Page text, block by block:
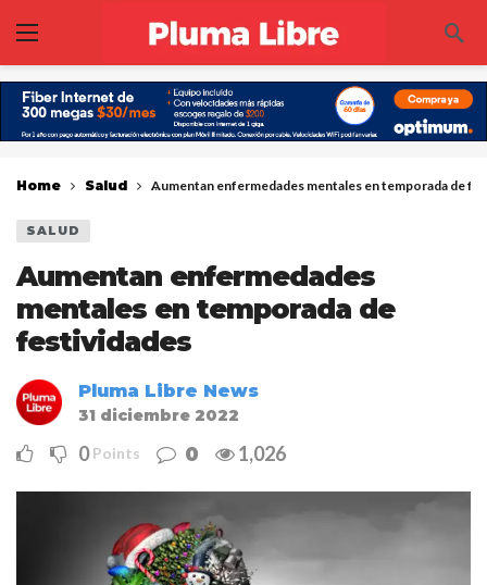
Home Salud Aumentan enfermedades mentales en temporada de
SALUD
Aumentan enfermedades
mentales en temporada de
festividades
Pluma Libre News
31 diciembre 2022
0 Points 0 1,026